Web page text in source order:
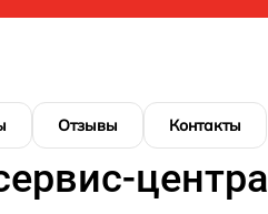
Отзывы Контакты
центра